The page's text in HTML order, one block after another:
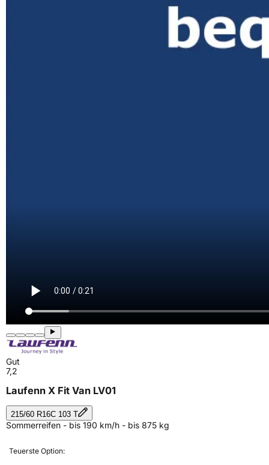
Gut
7,2
Laufenn X Fit Van LV01
215/60 R16C 103 T
Sommerreifen - bis 190 km/h - bis 875 kg
Teuerste Option: